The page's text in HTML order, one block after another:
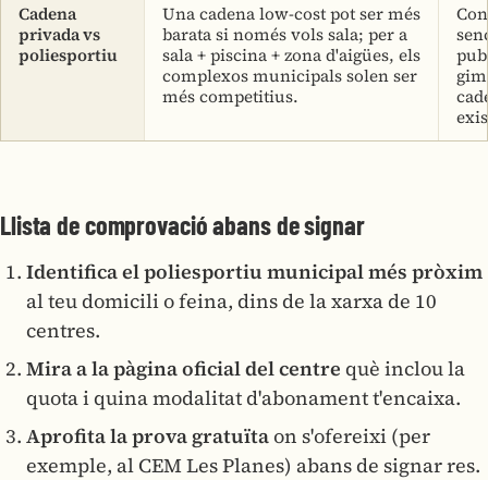
Cadena
privada vs
poliesportiu
Una cadena low-cost pot ser més
barata si només vols sala; per a
sala + piscina + zona d'aigües, els
complexos municipals solen ser
més competitius.
Llista de comprovació abans de signar
Identifica el poliesportiu municipal més pròxim
al teu domicili o feina, dins de la xarxa de 10
centres.
Mira a la pàgina oficial del centre què inclou la
quota i quina modalitat d'abonament t'encaixa.
Aprofita la prova gratuïtaon s'ofereixi (per
exemple, al CEM Les Planes) abans de signar res.